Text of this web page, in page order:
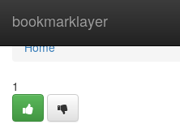
bookmarklayer
Home
Home
1